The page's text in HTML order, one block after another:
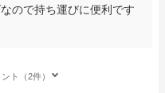
ので持ち運びに便利です
ト（2件）